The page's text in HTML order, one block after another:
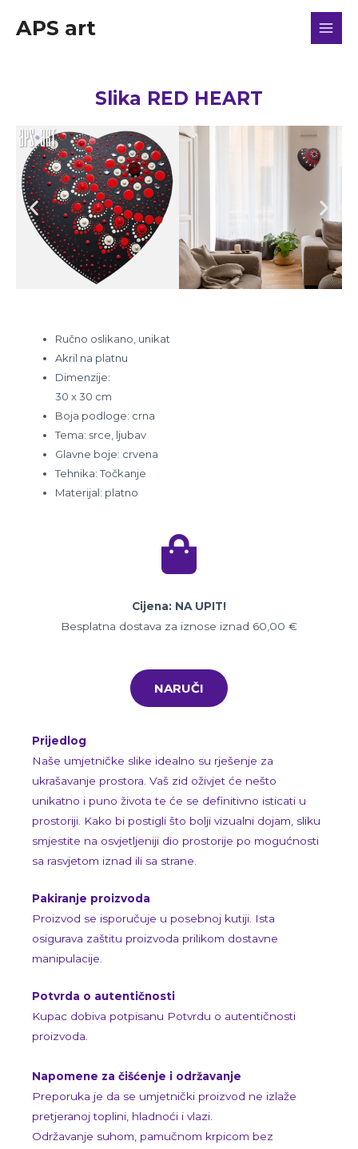
APS art
Slika RED HEART
Ručno oslikano, unikat
Akril na platnu
Dimenzije:
30 x 30 cm
Boja podloge: crna
Tema: srce, ljubav
Glavne boje: crvena
Tehnika: Točkanje
Materijal: platno
Cijena: NA UPIT!
Besplatna dostava za iznose iznad 60,00 €
NARUČI
Prijedlog
Naše umjetničke slike idealno su rješenje za
ukrašavanje prostora. Vaš zid oživjet će nešto
unikatno i puno života te će se definitivno isticati u
prostoriji. Kako bi postigli što bolji vizualni dojam, sliku
smjestite na osvjetljeniji dio prostorije po mogućnosti
sa rasvjetom iznad ili sa strane.
Pakiranje proizvoda
Proizvod se isporučuje u posebnoj kutiji. Ista
osigurava zaštitu proizvoda prilikom dostavne
manipulacije.
Potvrda o autentičnosti
Kupac dobiva potpisanu Potvrdu o autentičnosti
proizvoda.
Napomene za čišćenje i održavanje
Preporuka je da se umjetnički proizvod ne izlaže
pretjeranoj toplini, hladnoći i vlazi.
Održavanje suhom, pamučnom krpicom bez